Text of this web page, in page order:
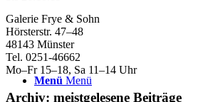
Menü Menü
Galerie Frye & Sohn
Hörsterstr. 47–48
48143 Münster
Tel. 0251-46662
Mo–Fr 15–18, Sa 11–14 Uhr
Archiv: meistgelesene Beiträge